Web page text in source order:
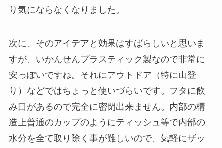
り気にならなくなりました。
次に、そのアイデアと効果はすばらしいと思いま
すが、いかんせんプラスティック製なので非常に
安っぽいですね。それにアウトドア（特に山登
り）などではちょっと使いづらいです。フタに飲
み口があるので完全に密閉出来ません。内部の構
造上普通のカップのようにティッシュ等で内部の
水分を全て取り除く事が難しいので、気軽にザッ